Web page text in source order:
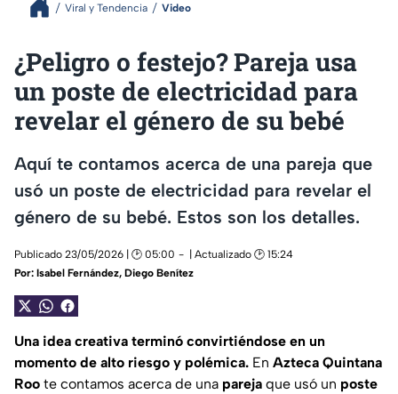
Viral y Tendencia Video
¿Peligro o festejo? Pareja usa
un poste de electricidad para
revelar el género de su bebé
Aquí te contamos acerca de una pareja que
usó un poste de electricidad para revelar el
género de su bebé. Estos son los detalles.
Publicado 23/05/2026 | 🕑 05:00
| Actualizado 🕑 15:24
Por: Isabel Fernández, Diego Benítez
Una idea creativa terminó convirtiéndose en un
momento de alto riesgo y polémica. En Azteca Quintana
Roo te contamos acerca de una pareja que usó un poste